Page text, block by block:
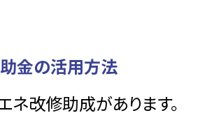
金の活用方法
改修助成があります。